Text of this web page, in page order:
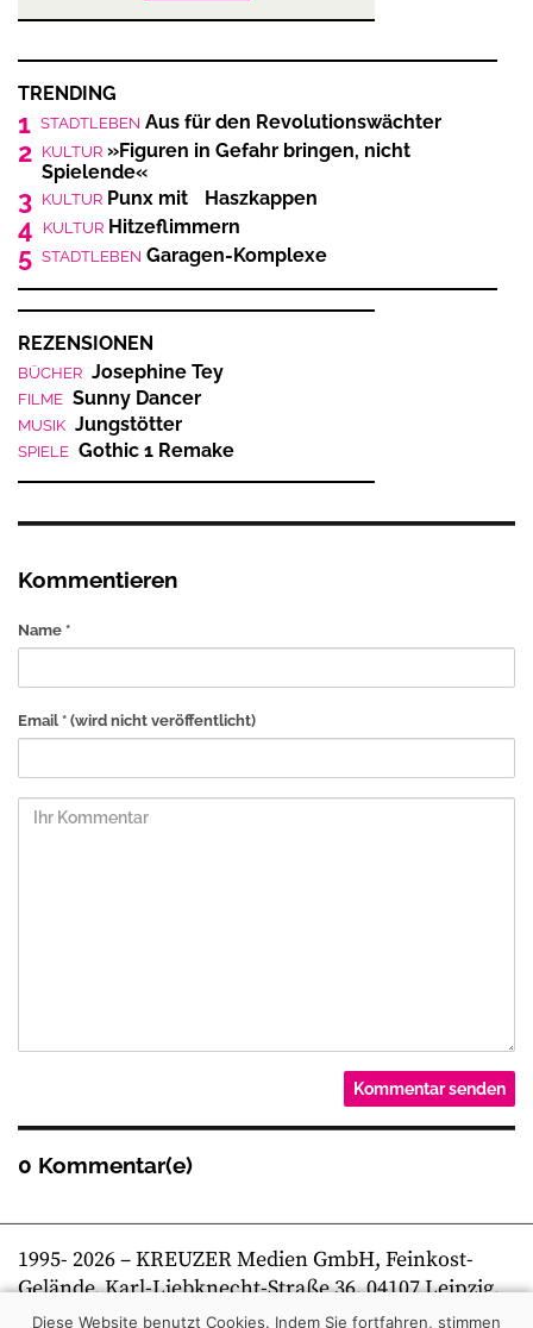
TRENDING
1 STADTLEBEN Aus für den Revolutionswächter
2 KULTUR »Figuren in Gefahr bringen, nicht
Spielende«
3 KULTUR Punx mit Haszkappen
4 KULTUR Hitzeflimmern
5 STADTLEBEN Garagen-Komplexe
REZENSIONEN
BÜCHER Josephine Tey
FILME Sunny Dancer
MUSIK Jungstötter
SPIELE Gothic 1 Remake
Kommentieren
Name *
Email * (wird nicht veröffentlicht)
0 Kommentar(e)
1995- 2026– KREUZER Medien GmbH, Feinkost-
Gelände, Karl-Liebknecht-Straße 36, 04107 Leipzig,
Telefon +49 341 269 80 0 | kreuzer online
Diese Website benutzt Cookies. Indem Sie fortfahren, stimmen